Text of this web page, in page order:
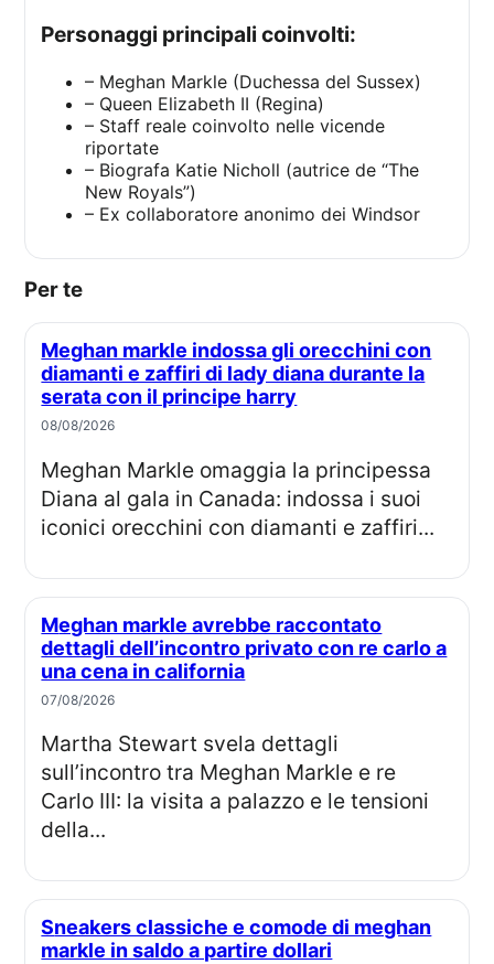
Personaggi principali coinvolti:
– Meghan Markle (Duchessa del Sussex)
– Queen Elizabeth II (Regina)
– Staff reale coinvolto nelle vicende
riportate
– Biografa Katie Nicholl (autrice de “The
New Royals”)
– Ex collaboratore anonimo dei Windsor
Per te
Meghan markle indossa gli orecchini con
diamanti e zaffiri di lady diana durante la
serata con il principe harry
08/08/2026
Meghan Markle omaggia la principessa
Diana al gala in Canada: indossa i suoi
iconici orecchini con diamanti e zaffiri...
Meghan markle avrebbe raccontato
dettagli dell’incontro privato con re carlo a
una cena in california
07/08/2026
Martha Stewart svela dettagli
sull’incontro tra Meghan Markle e re
Carlo III: la visita a palazzo e le tensioni
della...
Sneakers classiche e comode di meghan
markle in saldo a partire dollari